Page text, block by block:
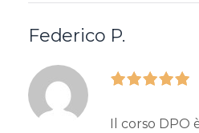
Federico P.
Il corso